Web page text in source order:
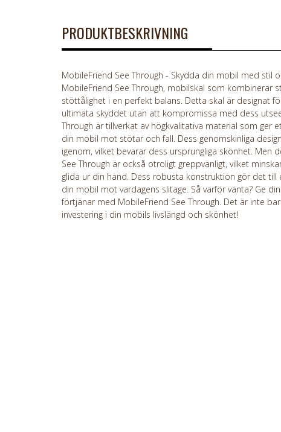
PRODUKTBESKRIVNING
MobileFriend See Through - Skydda din mobil med stil
MobileFriend See Through, mobilskal som kombinerar
stöttålighet i en perfekt balans. Detta skal är designat
ultimata skyddet utan att kompromissa med dess
Through är tillverkat av högkvalitativa material som ger
din mobil mot stötar och fall. Dess genomskinliga
igenom, vilket bevarar dess ursprungliga skönhet. Men
See Through är också otroligt greppvänligt, vilket
glida ur din hand. Dess robusta konstruktion gör det
din mobil mot vardagens slitage. Så varför vänta? Ge
förtjänar med MobileFriend See Through. Det är inte
investering i din mobils livslängd och skönhet!